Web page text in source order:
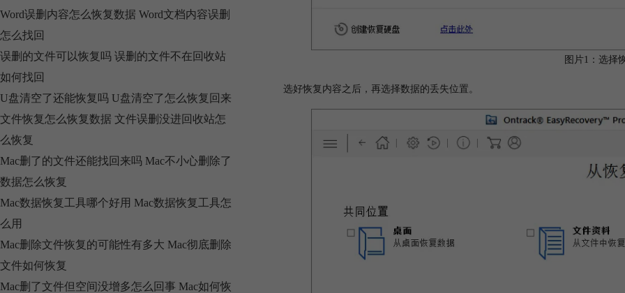
Word误删内容怎么恢复数据 Word文档内容误删
怎么找回
误删的文件可以恢复吗 误删的文件不在回收站
如何找回
U盘清空了还能恢复吗 U盘清空了怎么恢复回来
文件恢复怎么恢复数据 文件误删没进回收站怎
么恢复
Mac删了的文件还能找回来吗 Mac不小心删除了
数据怎么恢复
Mac数据恢复工具哪个好用 Mac数据恢复工具怎
么用
Mac删除文件恢复的可能性有多大 Mac彻底删除
文件如何恢复
Mac删了文件但空间没增多怎么回事 Mac如何恢
图片1：选择
选好恢复内容之后，再选择数据的丢失位置。